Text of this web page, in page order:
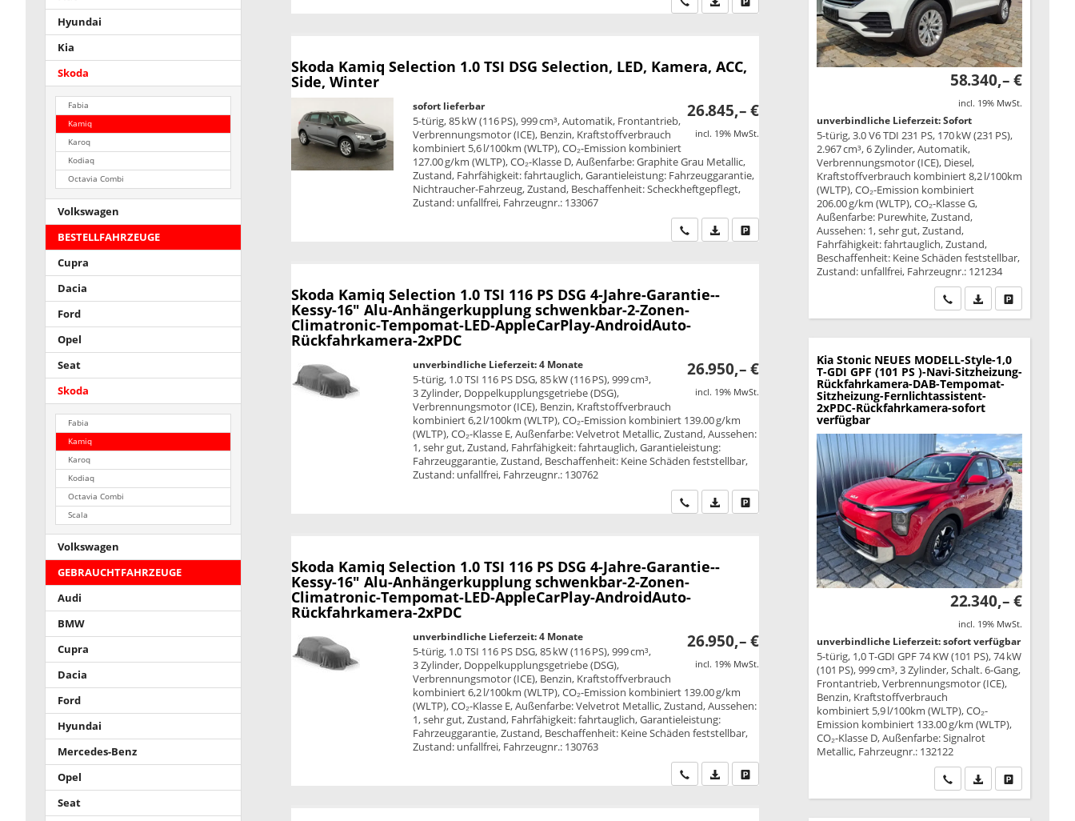
Skoda Kamiq Selection 1.0 TSI DSG Selection, LED, Kamera, ACC,
Side, Winter
26.845,– €
incl. 19% MwSt.
sofort lieferbar
5-türig, 85 kW (116 PS), 999 cm³, Automatik, Frontantrieb,
Verbrennungsmotor (ICE), Benzin, Kraftstoffverbrauch
kombiniert 5,6 l/100km (WLTP), CO₂-Emission kombiniert
127.00 g/km (WLTP), CO₂-Klasse D, Außenfarbe: Graphite Grau Metallic,
Zustand, Fahrfähigkeit: fahrtauglich, Garantieleistung: Fahrzeuggarantie,
Nichtraucher-Fahrzeug, Zustand, Beschaffenheit: Scheckheftgepflegt,
Zustand: unfallfrei, Fahrzeugnr.: 133067
Wir rufen Sie anPDF-Datei, Fahrzeugexposé drucken
Drucken, parken oder vergleichen
Skoda Kamiq Selection 1.0 TSI 116 PS DSG 4-Jahre-Garantie--
Kessy-16" Alu-Anhängerkupplung schwenkbar-2-Zonen-
Climatronic-Tempomat-LED-AppleCarPlay-AndroidAuto-
Rückfahrkamera-2xPDC
26.950,– €
incl. 19% MwSt.
unverbindliche Lieferzeit:4 Monate
5-türig, 1.0 TSI 116 PS DSG, 85 kW (116 PS), 999 cm³,
3 Zylinder, Doppelkupplungsgetriebe (DSG),
Verbrennungsmotor (ICE), Benzin, Kraftstoffverbrauch
kombiniert 6,2 l/100km (WLTP), CO₂-Emission kombiniert 139.00 g/km
(WLTP), CO₂-Klasse E, Außenfarbe: Velvetrot Metallic, Zustand, Aussehen:
1, sehr gut, Zustand, Fahrfähigkeit: fahrtauglich, Garantieleistung:
Fahrzeuggarantie, Zustand, Beschaffenheit: Keine Schäden feststellbar,
Zustand: unfallfrei, Fahrzeugnr.: 130762
Wir rufen Sie anPDF-Datei, Fahrzeugexposé drucken
Drucken, parken oder vergleichen
Skoda Kamiq Selection 1.0 TSI 116 PS DSG 4-Jahre-Garantie--
Kessy-16" Alu-Anhängerkupplung schwenkbar-2-Zonen-
Climatronic-Tempomat-LED-AppleCarPlay-AndroidAuto-
Rückfahrkamera-2xPDC
26.950,– €
incl. 19% MwSt.
unverbindliche Lieferzeit:4 Monate
5-türig, 1.0 TSI 116 PS DSG, 85 kW (116 PS), 999 cm³,
3 Zylinder, Doppelkupplungsgetriebe (DSG),
Verbrennungsmotor (ICE), Benzin, Kraftstoffverbrauch
kombiniert 6,2 l/100km (WLTP), CO₂-Emission kombiniert 139.00 g/km
(WLTP), CO₂-Klasse E, Außenfarbe: Velvetrot Metallic, Zustand, Aussehen:
1, sehr gut, Zustand, Fahrfähigkeit: fahrtauglich, Garantieleistung:
Fahrzeuggarantie, Zustand, Beschaffenheit: Keine Schäden feststellbar,
Zustand: unfallfrei, Fahrzeugnr.: 130763
Wir rufen Sie anPDF-Datei, Fahrzeugexposé drucken
Hyundai
Kia
Skoda
Fabia
Kamiq
Karoq
Kodiaq
Octavia Combi
Volkswagen
BESTELLFAHRZEUGE
Cupra
Dacia
Ford
Opel
Seat
Skoda
Fabia
Kamiq
Karoq
Kodiaq
Octavia Combi
Scala
Volkswagen
GEBRAUCHTFAHRZEUGE
Audi
BMW
Cupra
Dacia
Ford
Hyundai
Mercedes-Benz
Opel
Seat
58.340,– €
incl. 19% MwSt.
unverbindliche Lieferzeit: Sofort
5-türig, 3.0 V6 TDI 231 PS, 170 kW (231 PS),
2.967 cm³, 6 Zylinder, Automatik,
Verbrennungsmotor (ICE), Diesel,
Kraftstoffverbrauch kombiniert 8,2 l/100km
(WLTP), CO₂-Emission kombiniert
206.00 g/km (WLTP), CO₂-Klasse G,
Außenfarbe: Purewhite, Zustand,
Aussehen: 1, sehr gut, Zustand,
Fahrfähigkeit: fahrtauglich, Zustand,
Beschaffenheit: Keine Schäden feststellbar,
Zustand: unfallfrei, Fahrzeugnr.: 121234
Wir rufen Sie an
PDF-Datei,Drucken,
Kia Stonic NEUES MODELL-Style-1,0
T-GDI GPF (101 PS )-Navi-Sitzheizung-
Rückfahrkamera-DAB-Tempomat-
Sitzheizung-Fernlichtassistent-
2xPDC-Rückfahrkamera-sofort
verfügbar
22.340,– €
incl. 19% MwSt.
unverbindliche Lieferzeit: sofort verfügbar
5-türig, 1,0 T-GDI GPF 74 KW (101 PS), 74 kW
(101 PS), 999 cm³, 3 Zylinder, Schalt. 6-Gang,
Frontantrieb, Verbrennungsmotor (ICE),
Benzin, Kraftstoffverbrauch
kombiniert 5,9 l/100km (WLTP), CO₂-
Emission kombiniert 133.00 g/km (WLTP),
CO₂-Klasse D, Außenfarbe: Signalrot
Metallic, Fahrzeugnr.: 132122
Wir rufen Sie an
PDF-Datei,Drucken,